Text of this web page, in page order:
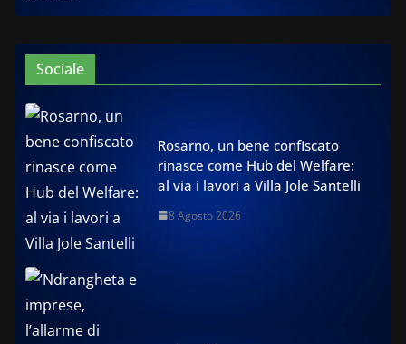
Sociale
Rosarno, un bene confiscato
rinasce come Hub del Welfare:
al via i lavori a Villa Jole Santelli
8 Agosto 2026